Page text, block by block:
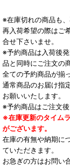
※在庫切れの商品も
再入荷希望の際はご
合せ下さいませ。
※予約商品は入荷後
品と同時にご注文の
全ての予約商品が揃
通常商品のお届け指
お願いいたします。
※予約商品はご注文
※在庫更新のタイム
がございます。
在庫の有無や納期に
ていただきます。
お急ぎの方はお問い